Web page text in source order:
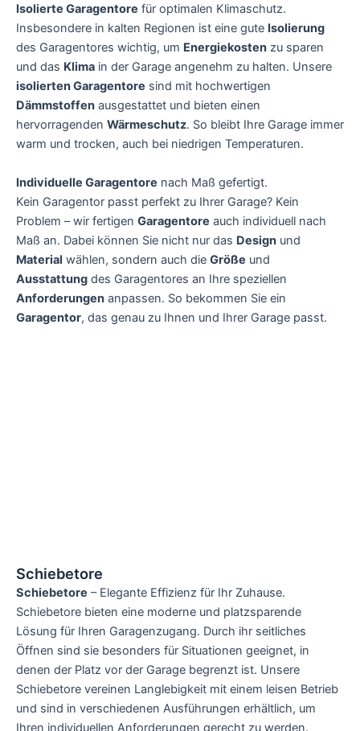
Isolierte Garagentore für optimalen Klimaschutz.
Insbesondere in kalten Regionen ist eine gute Isolierung
des Garagentores wichtig, um Energiekosten zu sparen
und das Klima in der Garage angenehm zu halten. Unsere
isolierten Garagentore sind mit hochwertigen
Dämmstoffen ausgestattet und bieten einen
hervorragenden Wärmeschutz. So bleibt Ihre Garage immer
warm und trocken, auch bei niedrigen Temperaturen.
Individuelle Garagentore nach Maß gefertigt.
Kein Garagentor passt perfekt zu Ihrer Garage? Kein
Problem – wir fertigen Garagentore auch individuell nach
Maß an. Dabei können Sie nicht nur das Design und
Material wählen, sondern auch die Größe und
Ausstattung des Garagentores an Ihre speziellen
Anforderungen anpassen. So bekommen Sie ein
Garagentor, das genau zu Ihnen und Ihrer Garage passt.
Schiebetore
Schiebetore – Elegante Effizienz für Ihr Zuhause.
Schiebetore bieten eine moderne und platzsparende
Lösung für Ihren Garagenzugang. Durch ihr seitliches
Öffnen sind sie besonders für Situationen geeignet, in
denen der Platz vor der Garage begrenzt ist. Unsere
Schiebetore vereinen Langlebigkeit mit einem leisen Betrieb
und sind in verschiedenen Ausführungen erhältlich, um
Ihren individuellen Anforderungen gerecht zu werden.